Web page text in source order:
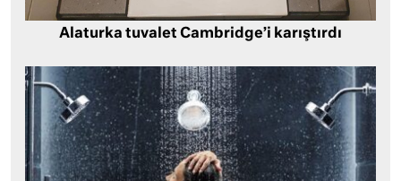
Alaturka tuvalet Cambridge’i karıştırdı